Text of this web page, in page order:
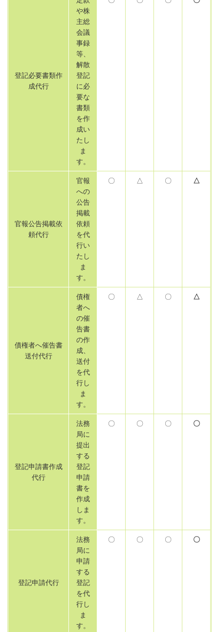
登記必要書類作
成代行
や株
主総
会議
事録
等、
解散
登記
に必
要な
書類
を作
成い
たし
ま
す。
官報公告掲載依
頼代行
官報
への
公告
掲載
依頼
を代
行い
たし
ま
す。
〇 △ 〇 △
債権者へ催告書
送付代行
債権
者へ
の催
告書
の作
成、
送付
を代
行し
ま
す。
〇 △ 〇 △
登記申請書作成
代行
法務
局に
提出
する
登記
申請
書を
作成
しま
す。
〇 〇 〇 〇
登記申請代行
法務
局に
申請
する
登記
を代
行し
ま
す。
〇 〇 〇 〇